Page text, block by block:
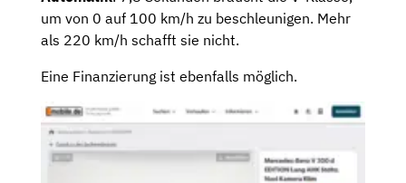
um von 0 auf 100 km/h zu beschleunigen. Mehr
als 220 km/h schafft sie nicht.
Eine Finanzierung ist ebenfalls möglich.